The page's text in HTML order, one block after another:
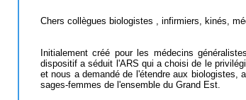
Chers collègues biologistes , infirmiers, kinés,
Initialement créé pour les médecins
dispositif a séduit l'ARS qui a choisi de le
et nous a demandé de l'étendre aux biologistes,
sages-femmes de l'ensemble du Grand Est.